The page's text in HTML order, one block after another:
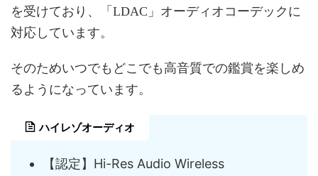
を受けており、「LDAC」オーディオコーデックに
対応しています。
そのためいつでもどこでも高音質での鑑賞を楽しめ
るようになっています。
ハイレゾオーディオ
【認定】Hi-Res Audio Wireless